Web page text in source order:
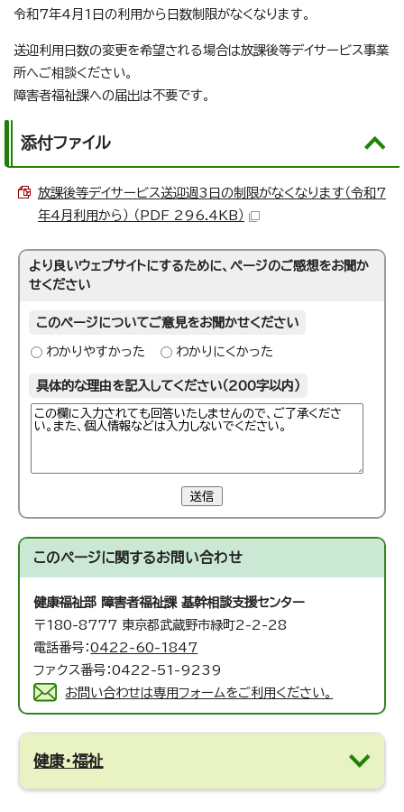
令和7年4月1日の利用から日数制限がなくなります。
送迎利用日数の変更を希望される場合は放課後等デイサービス事業
所へご相談ください。
障害者福祉課への届出は不要です。
添付ファイル
放課後等デイサービス送迎週3日の制限がなくなります（令和7
年4月利用から） （PDF 296.4KB）
より良いウェブサイトにするために、ページのご感想をお聞か
せください
このページについてご意見をお聞かせください
わかりやすかった わかりにくかった
具体的な理由を記入してください（200字以内）
送信
このページに関するお問い合わせ
健康福祉部 障害者福祉課 基幹相談支援センター
〒180-8777 東京都武蔵野市緑町2-2-28
電話番号：0422-60-1847
ファクス番号：0422-51-9239
お問い合わせは専用フォームをご利用ください。
健康・福祉